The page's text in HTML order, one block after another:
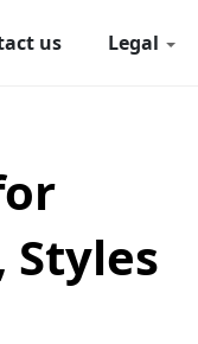
us Legal
Styles